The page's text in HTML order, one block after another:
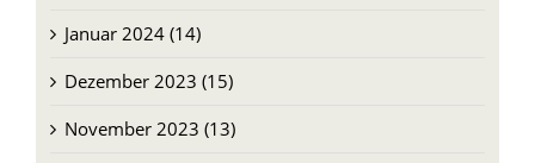
Januar 2024 (14)
Dezember 2023 (15)
November 2023 (13)